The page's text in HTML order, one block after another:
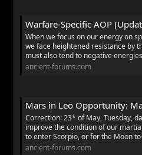
Warfare-Specific AOP
When we focus on our energy on
we face heightened resistance by
must also tend to negative
ancient-forums.com
Mars in Leo Opportunity:
Correction: 23* of May, Tuesday,
improve the condition of our
to enter Scorpio, or for the Moon
ancient-forums.com